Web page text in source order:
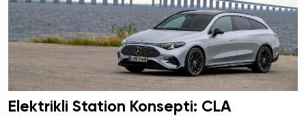
Elektrikli Station Konsepti: CLA